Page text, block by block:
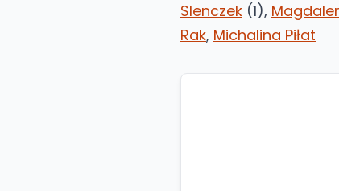
Slenczek (1),
Rak, Michalina Piłat